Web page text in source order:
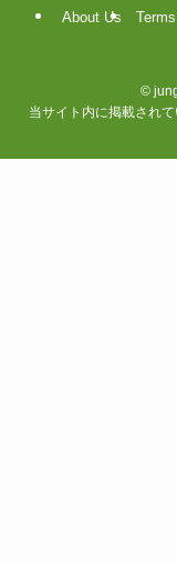
About Us
©
当サイト内に掲載され